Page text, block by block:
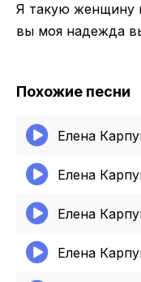
Я такую женщину
вы моя надежда
Похожие песни
Елена
Елена
Елена
Елена